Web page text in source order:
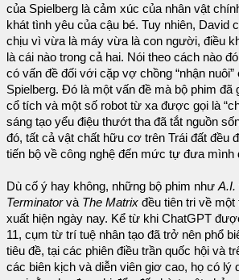
của Spielberg là cảm xúc của nhân vật
khát tình yêu của cậu bé. Tuy nhiên, David
chịu vì vừa là máy vừa là con người, điều
là cái nào trong cả hai. Nói theo cách nào
có vấn đề đối với cặp vợ chồng “nhận
Spielberg. Đó là một vấn đề mà bộ phim đã
cổ tích và một số robot từ xa được gọi là
sáng tạo yểu điệu thướt tha đã tắt nguồn
đó, tất cả vật chất hữu cơ trên Trái đất đều
tiến bộ về công nghệ đến mức tự đưa mình
Dù cố ý hay không, những bộ phim như A.I.
Terminatorvà The Matrix đều tiên tri về
xuất hiện ngày nay. Kể từ khi ChatGPT
11, cụm từ trí tuệ nhân tạo đã trở nên phổ
tiêu đề, tại các phiên điều trần quốc hội và
các biên kịch và diễn viên giơ cao, họ có lý